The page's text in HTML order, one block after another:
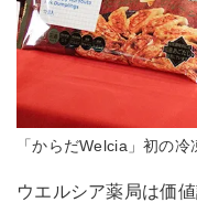
「からだWelcia」初の冷
ウエルシア薬局は価